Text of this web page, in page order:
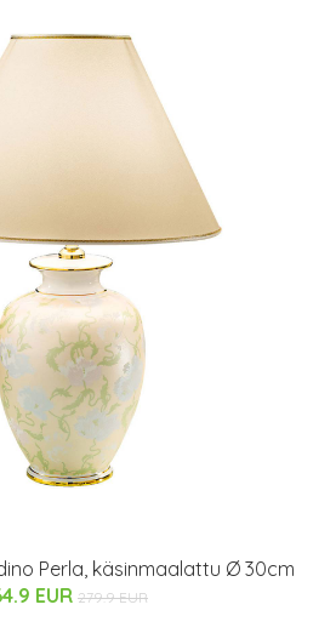
Perla, käsinmaalattu Ø 30cm
EUR 279.9 EUR